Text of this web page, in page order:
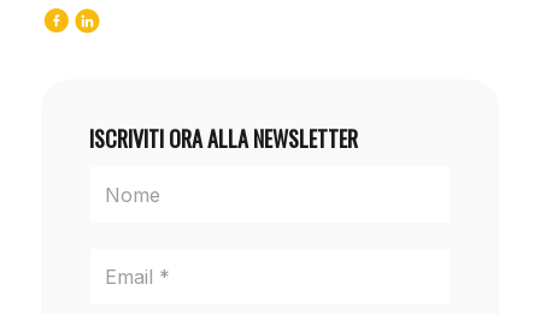
ISCRIVITI ORA ALLA NEWSLETTER